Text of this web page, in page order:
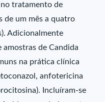
tratamento de
de um mês a quatro
Adicionalmente
amostras de Candida
na prática clínica
anfotericina
Incluíram-se